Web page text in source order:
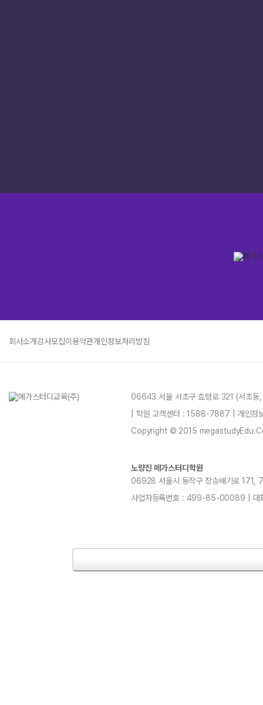
회사소개강사모집이용약관개인정보처리방침
06643 서울 서초구 효령로 321 (서초
| 학원 고객센터 : 1588-7887 | 개인
Copyright © 2015
노량진 메가스터디학원
06928 서울시 동작구 장승배기로
사업자등록번호 : 499-85-00089 | 대표